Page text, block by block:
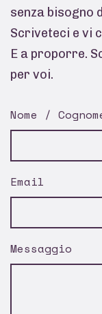
senza bisogno
Scriveteci e vi
E a proporre.
per voi.
Nome /
Email
Messaggio